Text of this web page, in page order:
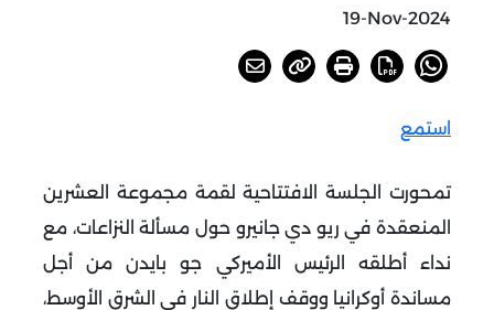
19-Nov-2024
استمع
تمحورت الجلسة الافتتاحية لقمة مجموعة العشرين
المنعقدة في ريو دي جانيرو حول مسألة النزاعات، مع
نداء أطلقه الرئيس الأميركي جو بايدن من أجل
مساندة أوكرانيا ووقف إطلاق النار في الشرق الأوسط،